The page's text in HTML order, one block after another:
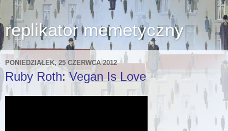
replikator memetyczny
PONIEDZIAŁEK, 25 CZERWCA 2012
Ruby Roth: Vegan Is Love